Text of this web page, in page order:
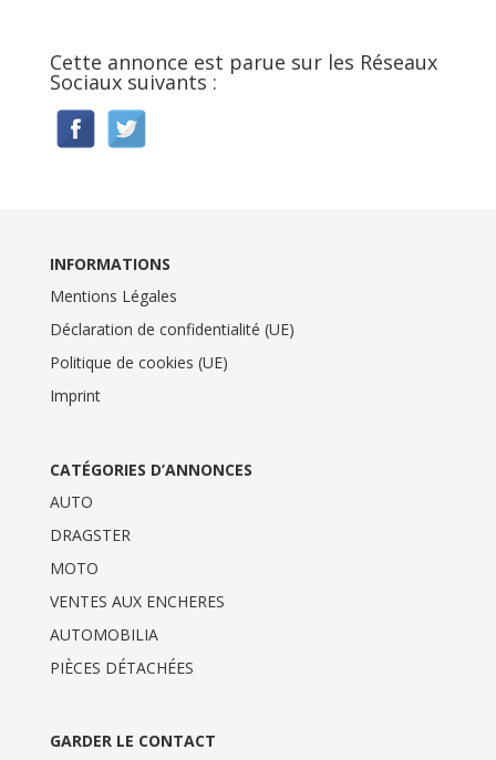
Cette annonce est parue sur les Réseaux
Sociaux suivants :
INFORMATIONS
Mentions Légales
Déclaration de confidentialité (UE)
Politique de cookies (UE)
Imprint
CATÉGORIES D’ANNONCES
AUTO
DRAGSTER
MOTO
VENTES AUX ENCHERES
AUTOMOBILIA
PIÈCES DÉTACHÉES
GARDER LE CONTACT